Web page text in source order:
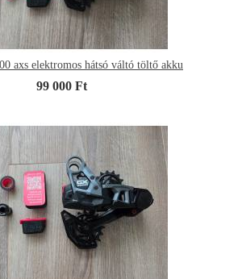
axs elektromos hátsó váltó töltő akku
99 000 Ft